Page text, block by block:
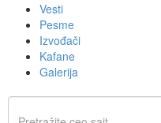
Vesti
Pesme
Izvođači
Kafane
Galerija